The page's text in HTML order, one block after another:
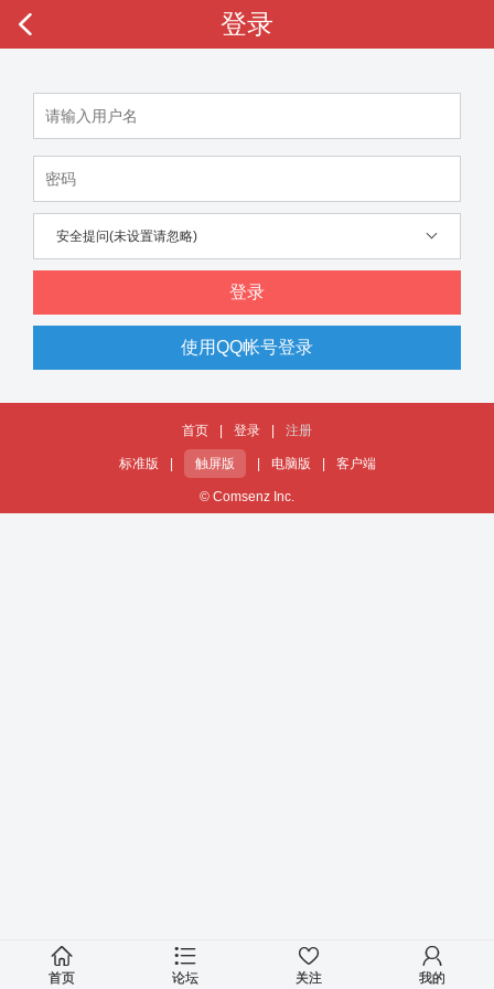
登录
安全提问(未设置请忽略)
登录
使用QQ帐号登录
首页 登录 注册
标准版 触屏版 电脑版 客户端
© Comsenz Inc.
首页 论坛 关注 我的